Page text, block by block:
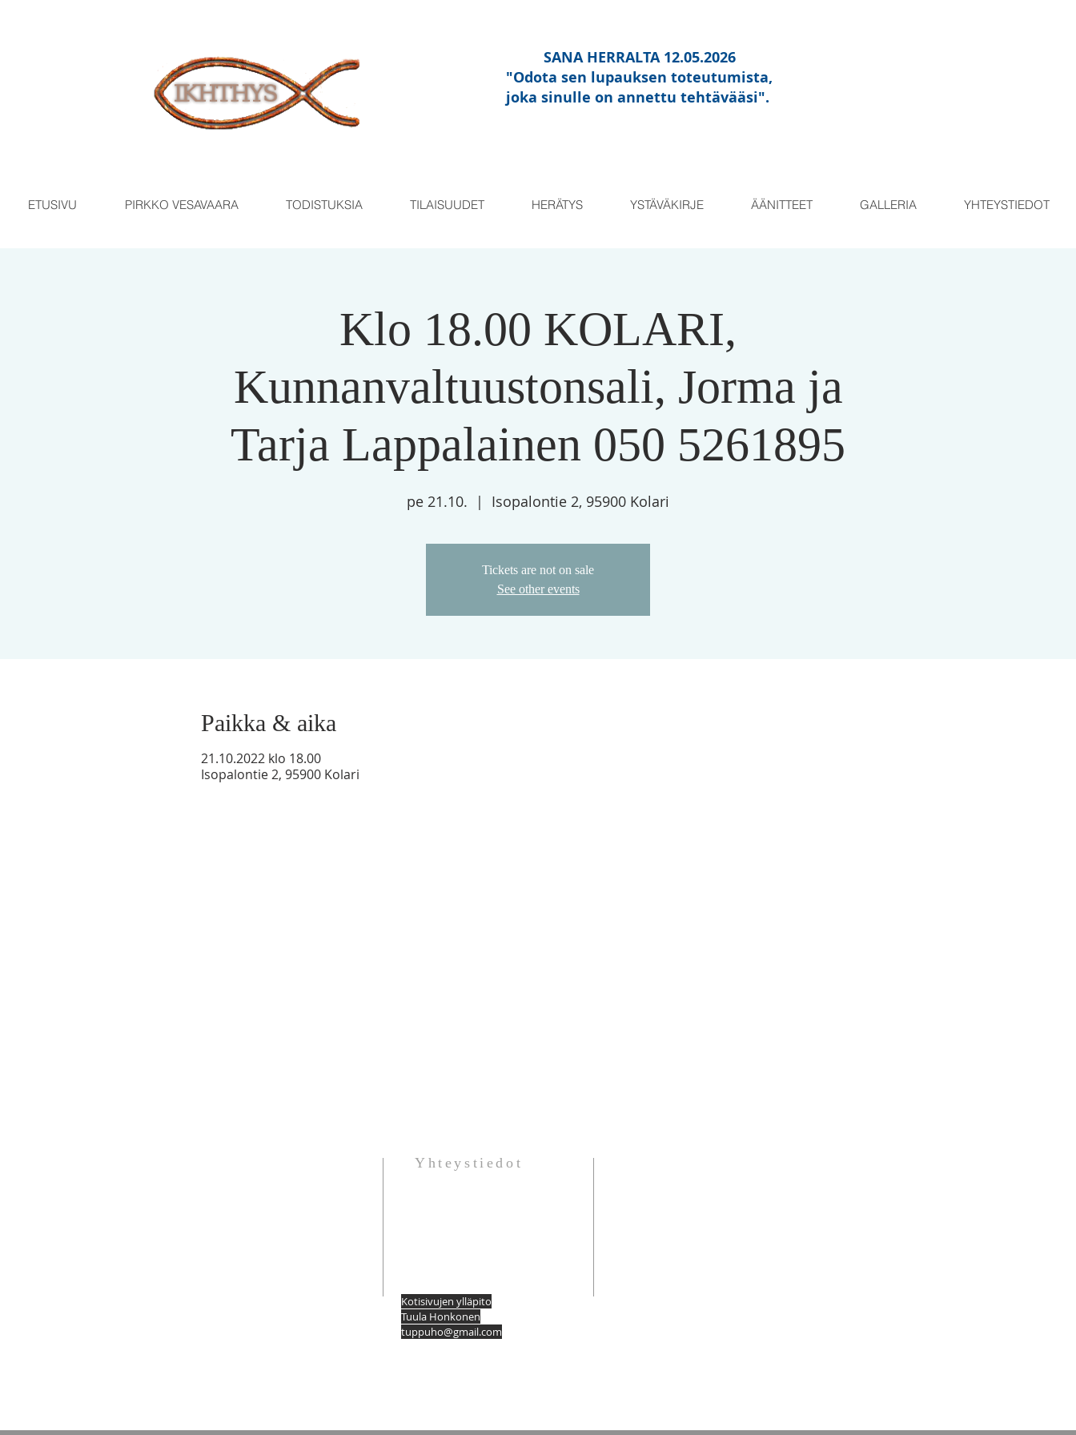
SANA HERRALTA 12.05.2026
"Odota sen lupauksen toteutumista,
joka sinulle on annettu tehtävääsi".
ETUSIVU PIRKKO VESAVAARA TODISTUKSIA TILAISUUDET HERÄTYS YSTÄVÄKIRJE ÄÄNITTEET GALLERIA YHTEYSTIEDOT
Klo 18.00 KOLARI,
Kunnanvaltuustonsali, Jorma ja
Tarja Lappalainen 050 5261895
pe 21.10.
  |
Isopalontie 2, 95900 Kolari
Tickets are not on sale
See other events
Paikka & aika
21.10.2022 klo 18.00
Isopalontie 2, 95900 Kolari
Yhteystiedot
Kotisivujen ylläpito
Tuula Honkonen
tuppuho@gmail.com